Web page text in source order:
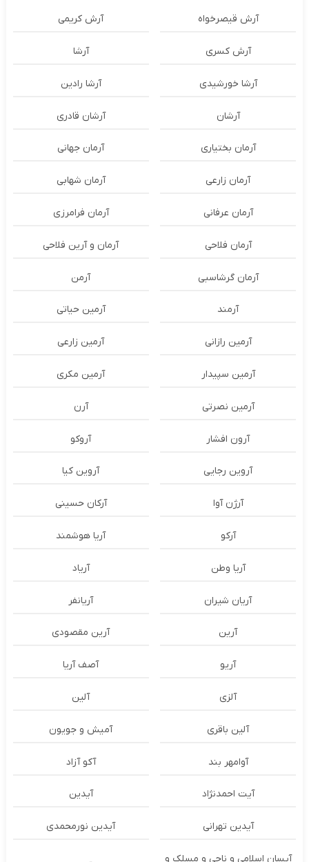
آرش قیصرخواه آرش کریمی
آرش کسری آرشا
آرشا خورشیدی آرشا رادین
آرشان آرشان قادری
آرمان بختیاری آرمان جهانی
آرمان زارعی آرمان شهابی
آرمان عرفانی آرمان فرامرزی
آرمان فلاحی آرمان و آرین فلاحی
آرمان گرشاسبی آرمن
آرمند آرمین حیاتی
آرمین رازانی آرمین زارعی
آرمین سپیدار آرمین مکری
آرمین نصرتی آرن
آرون افشار آروکو
آروین رجایی آروین کیا
آرژن آوا آرکان حسینی
آرکو آریا هوشمند
آریا وطن آریاد
آریان شیران آریانفر
آرین آرین مقصودی
آریو آصف آریا
آلزی آلین
آلین باقری آمیش و جویون
آوامهر بند آکو آزاد
آیت احمدنژاد آیدین
آیدین تهرانی آیدین نورمحمدی
آیسان اسلامی و ناجی و مسلک و